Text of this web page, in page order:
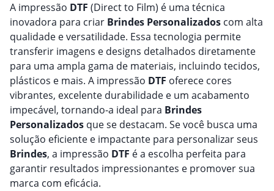
A impressão DTF (Direct to Film) é uma técnica
inovadora para criar Brindes Personalizados com alta
qualidade e versatilidade. Essa tecnologia permite
transferir imagens e designs detalhados diretamente
para uma ampla gama de materiais, incluindo tecidos,
plásticos e mais. A impressão DTF oferece cores
vibrantes, excelente durabilidade e um acabamento
impecável, tornando-a ideal para Brindes
Personalizados que se destacam. Se você busca uma
solução eficiente e impactante para personalizar seus
Brindes, a impressão DTF é a escolha perfeita para
garantir resultados impressionantes e promover sua
marca com eficácia.